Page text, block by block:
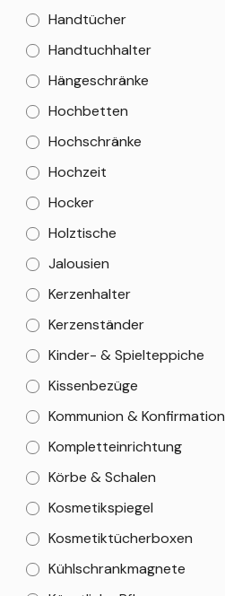
Handtücher
Handtuchhalter
Hängeschränke
Hochbetten
Hochschränke
Hochzeit
Hocker
Holztische
Jalousien
Kerzenhalter
Kerzenständer
Kinder- & Spielteppiche
Kissenbezüge
Kommunion & Konfirmation
Kompletteinrichtung
Körbe & Schalen
Kosmetikspiegel
Kosmetiktücherboxen
Kühlschrankmagnete